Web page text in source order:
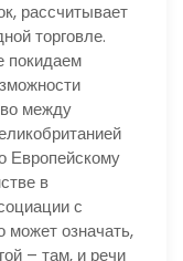
рассчитывает
торговле.
покидаем
между
Европейскому
в
с
может означать,
– там, и речи